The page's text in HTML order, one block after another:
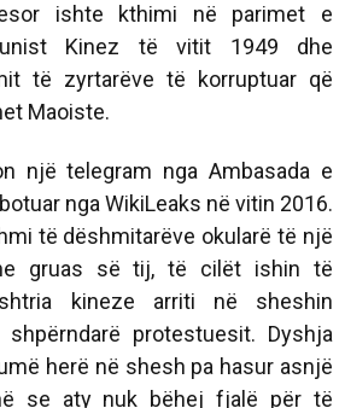
ishte kthimi në parimet e
Kinez të vitit 1949 dhe
të zyrtarëve të korruptuar që
Maoiste.
një telegram nga Ambasada e
nga WikiLeaks në vitin 2016.
të dëshmitarëve okularë të një
gruas së tij, të cilët ishin të
kineze arriti në sheshin
protestuesit. Dyshja
herë në shesh pa hasur asnjë
se aty nuk bëhej fjalë për të